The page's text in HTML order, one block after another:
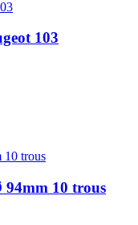
103
94mm 10 trous